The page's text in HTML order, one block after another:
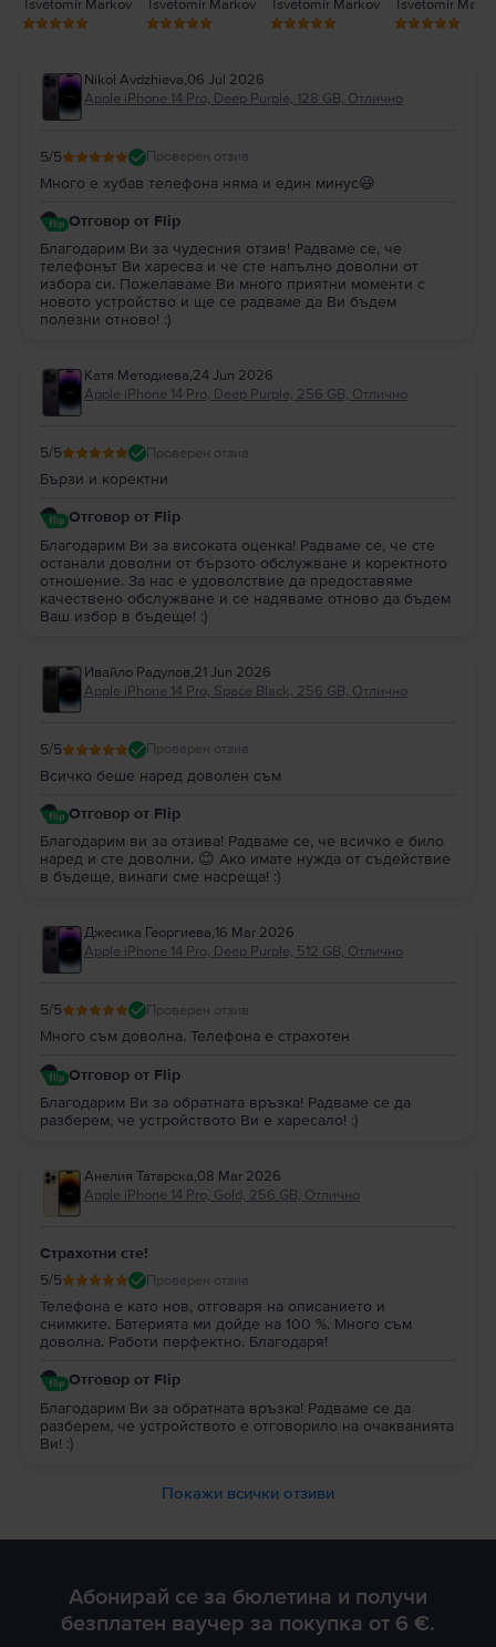
Tsvetomir Markov Tsvetomir Markov Tsvetomir Markov Tsvetomir
Nikol Avdzhieva,06 Jul 2026
Apple iPhone 14 Pro, Deep Purple, 128 GB, Отлично
5/5 Проверен отзив
Много е хубав телефона няма и един минус😃
Отговор от Flip
Благодарим Ви за чудесния отзив! Радваме се, че
телефонът Ви харесва и че сте напълно доволни от
избора си. Пожелаваме Ви много приятни моменти с
новото устройство и ще се радваме да Ви бъдем
полезни отново! :)
Катя Методиева,24 Jun 2026
Apple iPhone 14 Pro, Deep Purple, 256 GB, Отлично
5/5 Проверен отзив
Бързи и коректни
Отговор от Flip
Благодарим Ви за високата оценка! Радваме се, че сте
останали доволни от бързото обслужване и коректното
отношение. За нас е удоволствие да предоставяме
качествено обслужване и се надяваме отново да бъдем
Ваш избор в бъдеще! :)
Ивайло Радулов,21 Jun 2026
Apple iPhone 14 Pro, Space Black, 256 GB, Отлично
5/5 Проверен отзив
Всичко беше наред доволен съм
Отговор от Flip
Благодарим ви за отзива! Радваме се, че всичко е било
наред и сте доволни. 😊 Ако имате нужда от съдействие
в бъдеще, винаги сме насреща! :)
Джесика Георгиева,16 Mar 2026
Apple iPhone 14 Pro, Deep Purple, 512 GB, Отлично
5/5 Проверен отзив
Много съм доволна. Телефона е страхотен
Отговор от Flip
Благодарим Ви за обратната връзка! Радваме се да
разберем, че устройството Ви е харесало! :)
Анелия Татарска,08 Mar 2026
Apple iPhone 14 Pro, Gold, 256 GB, Отлично
Страхотни сте!
5/5 Проверен отзив
Телефона е като нов, отговаря на описанието и
снимките. Батерията ми дойде на 100 %. Много съм
доволна. Работи перфектно. Благодаря!
Отговор от Flip
Благодарим Ви за обратната връзка! Радваме се да
разберем, че устройството е отговорило на очакванията
Ви! :)
Покажи всички отзиви
Абонирай се за бюлетина и получи
безплатен ваучер за покупка от 6 €.